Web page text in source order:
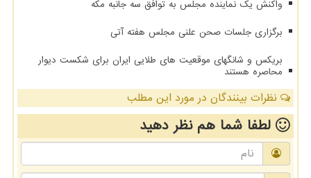
واکنش یک نماینده مجلس به توافق سه جانبه مکه
برگزاری جلسات صحن علنی مجلس هفته آتی
بریکس و شانگهای موقعیت های طلایی ایران برای شکست دیوار
محاصره هستند
نظرات بینندگان در مورد این مطلب
لطفا شما همنظر دهید